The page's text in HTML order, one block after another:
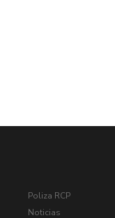
Poliza RCP
Noticias